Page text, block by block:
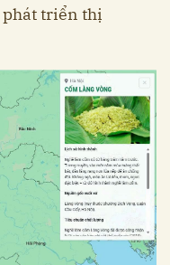
phát triển thị